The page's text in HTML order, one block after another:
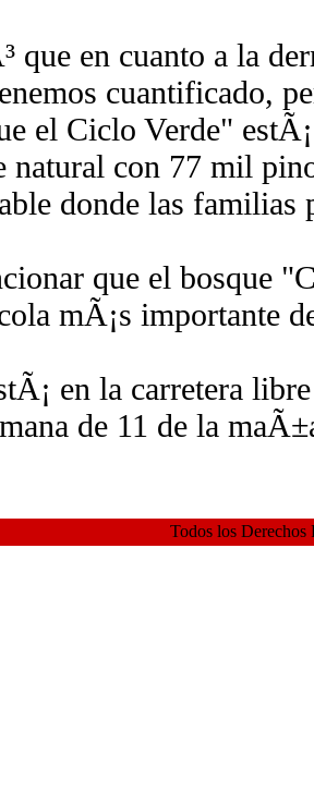
que en cuanto a la
cuantificado,
el Ciclo Verde"
natural con 77 mil
donde las familias
que el bosque
mÃ¡s importante
en la carretera
de 11 de la
Todos los Derechos